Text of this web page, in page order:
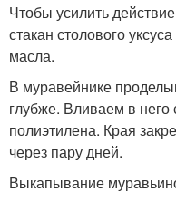
Чтобы усилить
стакан столового
масла.
В муравейнике
глубже. Вливаем в
полиэтилена. Края
через пару дней.
Выкапывание